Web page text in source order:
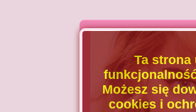
Ta strona
Możesz się
cookies i